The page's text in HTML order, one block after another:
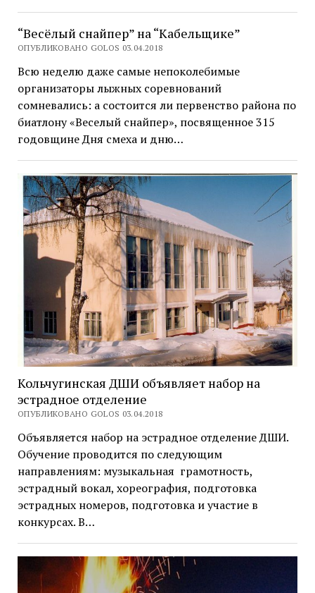
“Весёлый снайпер” на “Кабельщике”
ОПУБЛИКОВАНО GOLOS 03.04.2018
Всю неделю даже самые непоколебимые
организаторы лыжных соревнований
сомневались: а состоится ли первенство района по
биатлону «Веселый снайпер», посвященное 315
годовщине Дня смеха и дню…
Кольчугинская ДШИ объявляет набор на
эстрадное отделение
ОПУБЛИКОВАНО GOLOS 03.04.2018
Объявляется набор на эстрадное отделение ДШИ.
Обучение проводится по следующим
направлениям: музыкальная грамотность,
эстрадный вокал, хореография, подготовка
эстрадных номеров, подготовка и участие в
конкурсах. В…